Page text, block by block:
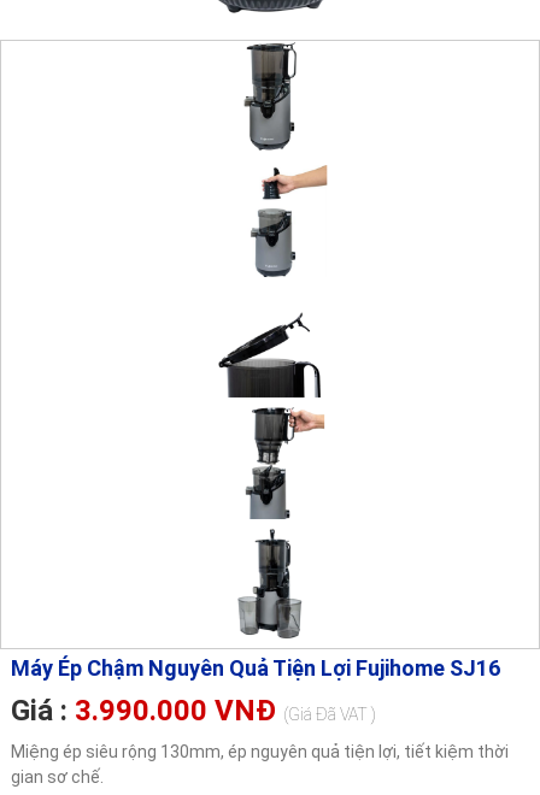
Máy Ép Chậm Nguyên Quả Tiện Lợi Fujihome SJ16
Giá : 3.990.000 VNĐ (Giá Đã VAT )
Miệng ép siêu rộng 130mm, ép nguyên quả tiện lợi, tiết kiệm thời
gian sơ chế.